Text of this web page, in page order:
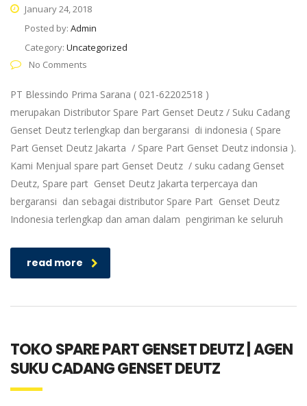
January 24, 2018
Posted by: Admin
Category: Uncategorized
No Comments
PT Blessindo Prima Sarana ( 021-62202518 )
merupakan Distributor Spare Part Genset Deutz / Suku Cadang
Genset Deutz terlengkap dan bergaransi di indonesia ( Spare
Part Genset Deutz Jakarta / Spare Part Genset Deutz indonsia ).
Kami Menjual spare part Genset Deutz / suku cadang Genset
Deutz, Spare part Genset Deutz Jakarta terpercaya dan
bergaransi dan sebagai distributor Spare Part Genset Deutz
Indonesia terlengkap dan aman dalam pengiriman ke seluruh
read more
TOKO SPARE PART GENSET DEUTZ | AGEN
SUKU CADANG GENSET DEUTZ